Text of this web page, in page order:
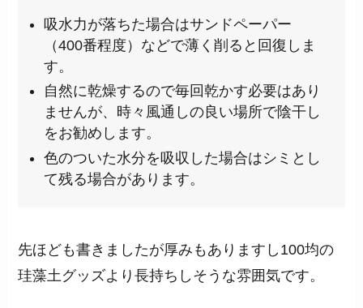
吸水力が落ちた場合はサンドペーパー
（400番程度）などで薄く削ると回復しま
す。
自然に乾燥するので毎回乾かす必要はあり
ませんが、時々風通しの良い場所で陰干し
をお勧めします。
色のついた水分を吸収した場合はシミとし
て残る場合があります。
先ほども書きましたが厚みもありますし100均の
珪藻土グッズより長持ちしそうな雰囲気です。